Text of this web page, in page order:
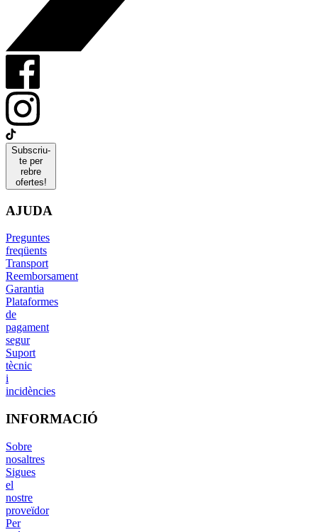
Subscriu-
te per
rebre
ofertes!
AJUDA
Preguntes
freqüents
Transport
Reemborsament
Garantia
Plataformes
de
pagament
segur
Suport
tècnic
i
incidències
INFORMACIÓ
Sobre
nosaltres
Sigues
el
nostre
proveïdor
Per